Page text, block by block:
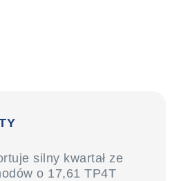
silny kwartał ze
o 17,61 TP4T